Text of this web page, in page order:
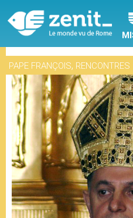
PAPE FRANÇOIS, RENCONTRES